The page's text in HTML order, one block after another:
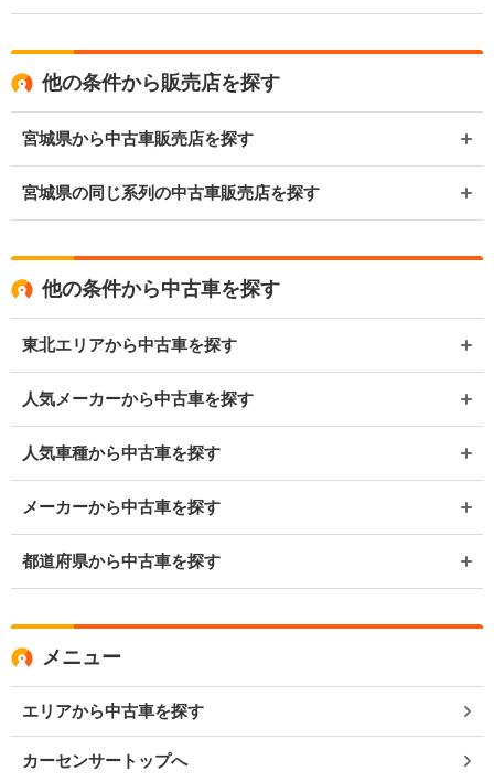
他の条件から販売店を探す
宮城県から中古車販売店を探す
宮城県の同じ系列の中古車販売店を探す
他の条件から中古車を探す
東北エリアから中古車を探す
人気メーカーから中古車を探す
人気車種から中古車を探す
メーカーから中古車を探す
都道府県から中古車を探す
メニュー
エリアから中古車を探す
カーセンサートップへ